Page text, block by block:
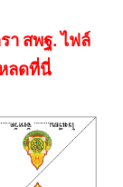
า สพฐ. ไฟล์
ลดที่นี่